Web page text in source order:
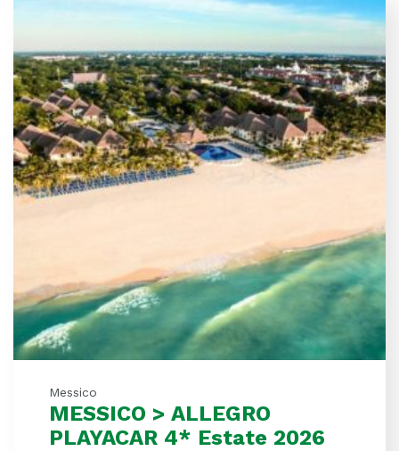
Messico
MESSICO > ALLEGRO
PLAYACAR 4* Estate 2026